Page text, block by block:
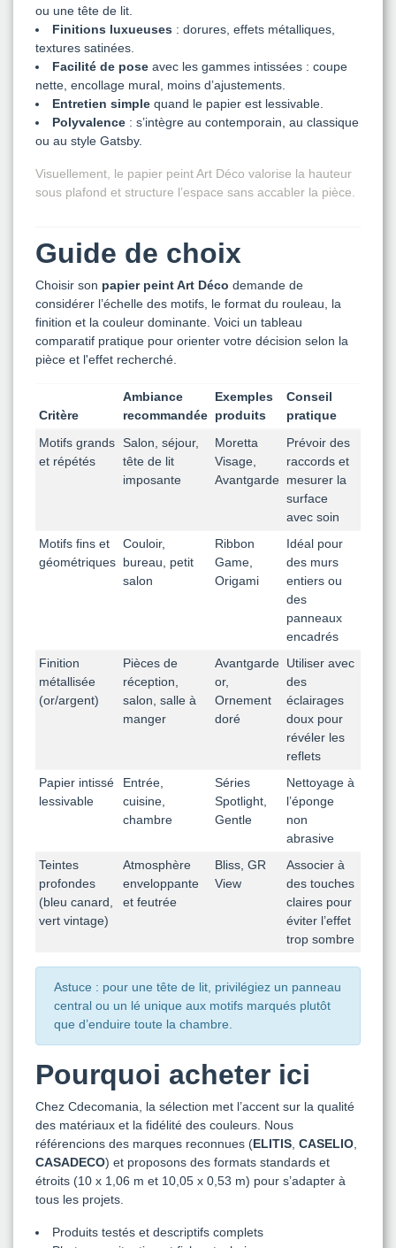
ou une tête de lit.
Finitions luxueuses : dorures, effets métalliques,
textures satinées.
Facilité de pose avec les gammes intissées : coupe
nette, encollage mural, moins d’ajustements.
Entretien simple quand le papier est lessivable.
Polyvalence : s’intègre au contemporain, au classique
ou au style Gatsby.
Visuellement, le papier peint Art Déco valorise la hauteur
sous plafond et structure l’espace sans accabler la pièce.
Guide de choix
Choisir son papier peint Art Déco demande de
considérer l’échelle des motifs, le format du rouleau, la
finition et la couleur dominante. Voici un tableau
comparatif pratique pour orienter votre décision selon la
pièce et l'effet recherché.
Critère
Ambiance
recommandée
Exemples
produits
Conseil
pratique
Motifs grands
et répétés
Salon, séjour,
tête de lit
imposante
Moretta
Visage,
Avantgarde
Prévoir des
raccords et
mesurer la
surface
avec soin
Motifs fins et
géométriques
Couloir,
bureau, petit
salon
Ribbon
Game,
Origami
Idéal pour
des murs
entiers ou
des
panneaux
encadrés
Finition
métallisée
(or/argent)
Pièces de
réception,
salon, salle à
manger
Avantgarde
or,
Ornement
doré
Utiliser avec
des
éclairages
doux pour
révéler les
reflets
Papier intissé
lessivable
Entrée,
cuisine,
chambre
Séries
Spotlight,
Gentle
Nettoyage à
l’éponge
non
abrasive
Teintes
profondes
(bleu canard,
vert vintage)
Atmosphère
enveloppante
et feutrée
Bliss, GR
View
Associer à
des touches
claires pour
éviter l’effet
trop sombre
Astuce : pour une tête de lit, privilégiez un panneau
central ou un lé unique aux motifs marqués plutôt
que d’enduire toute la chambre.
Pourquoi acheter ici
Chez Cdecomania, la sélection met l’accent sur la qualité
des matériaux et la fidélité des couleurs. Nous
référencions des marques reconnues (ELITIS CASELIO
CASADECO) et proposons des formats standards et
étroits (10 x 1,06 m et 10,05 x 0,53 m) pour s’adapter à
tous les projets.
Produits testés et descriptifs complets